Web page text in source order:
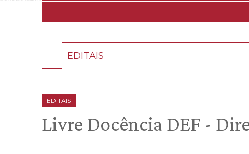
EDITAIS
EDITAIS
Livre Docência DEF -